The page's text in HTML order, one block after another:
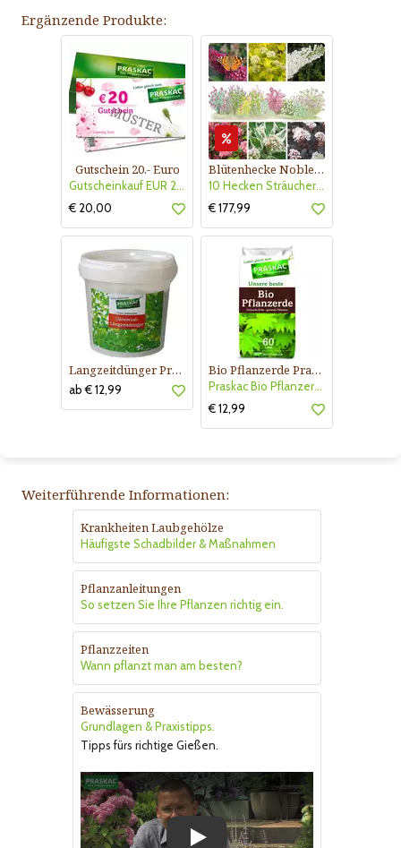
Ergänzende Produkte:
Gutschein 20.- Euro
Gutscheinkauf EUR 20.-
€ 20,00
Blütenhecke Nobless-Kollektion Nr. 402
10 Hecken Sträucher - für 10 lfm Blütenhecke - Blühend März - Oktober
€ 177,99
Langzeitdünger Praskac
ab € 12,99
Bio Pflanzerde Praskac
Praskac Bio Pflanzerde
€ 12,99
Weiterführende Informationen:
Krankheiten Laubgehölze
Häufigste Schadbilder & Maßnahmen
Pflanzanleitungen
So setzen Sie Ihre Pflanzen richtig ein.
Pflanzzeiten
Wann pflanzt man am besten?
Bewässerung
Grundlagen & Praxistipps.
Tipps fürs richtige Gießen.